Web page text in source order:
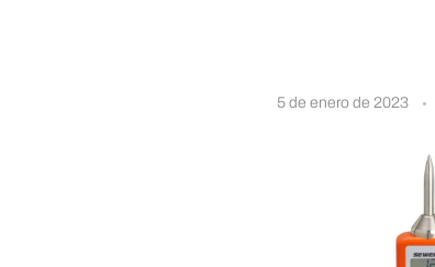
S
5 de enero de 2023